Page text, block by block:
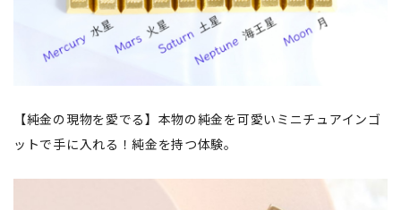
【純金の現物を愛でる】本物の純金を可愛いミニチュアインゴ
ットで手に入れる！純金を持つ体験。